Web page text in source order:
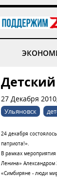
27 Декабря
Ульяновск
24 декабря
патриота!».
В рамках
Ленина» Александром
«Симбиряне - люди